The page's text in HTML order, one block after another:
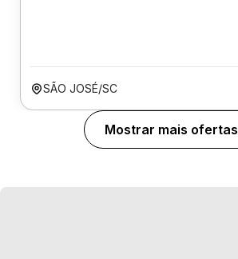
SÃO JOSÉ/SC
Mostrar mais ofertas